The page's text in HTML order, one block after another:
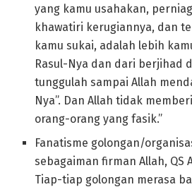
yang kamu usahakan,
khawatiri kerugiannya, dan
kamu sukai, adalah lebih
Rasul-Nya dan dari berjihad
tunggulah sampai Allah
Nya”. Dan Allah tidak
orang-orang yang fasik.”
Fanatisme golongan/
sebagaiman firman Allah, QS
Tiap-tiap golongan merasa